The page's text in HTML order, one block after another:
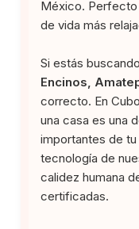
México. Perfecto
de vida más
Si estás buscando
Encinos,
correcto. En
una casa es una
importantes de
tecnología de
calidez humana
certificadas.